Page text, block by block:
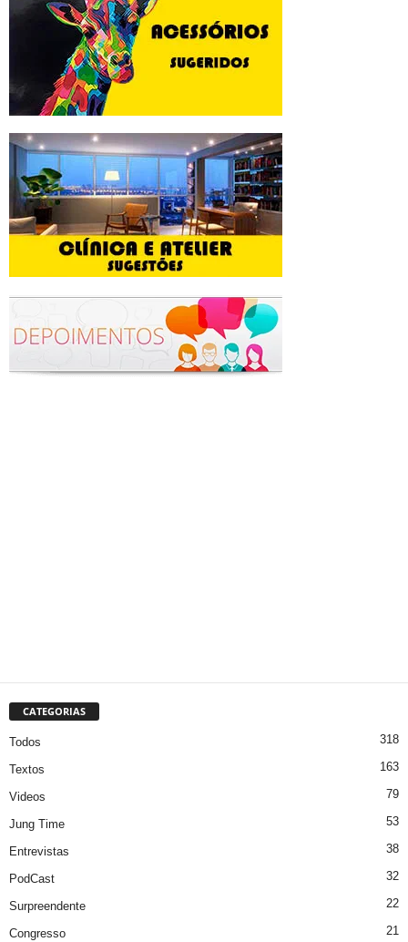
CATEGORIAS
Todos 318
Textos 163
Videos 79
Jung Time 53
Entrevistas 38
PodCast 32
Surpreendente 22
Congresso 21